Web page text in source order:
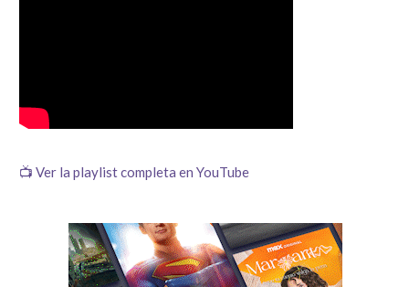
📺 Ver la playlist completa en YouTube